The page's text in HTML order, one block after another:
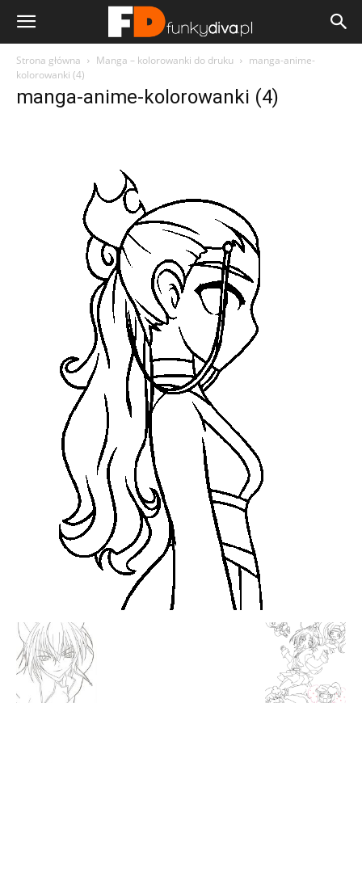
Strona główna Manga – kolorowanki do druku
manga-anime-
kolorowanki (4)
manga-anime-kolorowanki (4)